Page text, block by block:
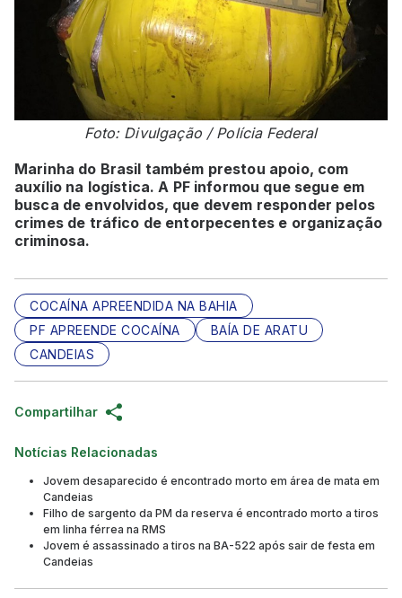
Foto: Divulgação / Polícia Federal
Marinha do Brasil também prestou apoio, com
auxílio na logística. A PF informou que segue em
busca de envolvidos, que devem responder pelos
crimes de tráfico de entorpecentes e organização
criminosa.
COCAÍNA APREENDIDA NA BAHIA
PF APREENDE COCAÍNA
BAÍA DE ARATU
CANDEIAS
Compartilhar
Notícias Relacionadas
Jovem desaparecido é encontrado morto em área de mata em
Candeias
Filho de sargento da PM da reserva é encontrado morto a tiros
em linha férrea na RMS
Jovem é assassinado a tiros na BA-522 após sair de festa em
Candeias